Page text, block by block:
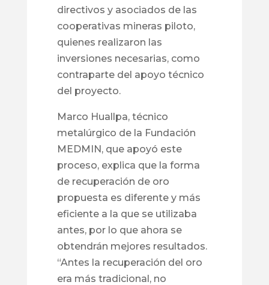
directivos y asociados de las
cooperativas mineras piloto,
quienes realizaron las
inversiones necesarias, como
contraparte del apoyo técnico
del proyecto.
Marco Huallpa, técnico
metalúrgico de la Fundación
MEDMIN, que apoyó este
proceso, explica que la forma
de recuperación de oro
propuesta es diferente y más
eficiente a la que se utilizaba
antes, por lo que ahora se
obtendrán mejores resultados.
“Antes la recuperación del oro
era más tradicional, no